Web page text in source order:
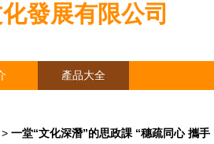
發展有限公司
產品大全
> 一堂“文化深潛”的思政課 “穗疏同心 攜手